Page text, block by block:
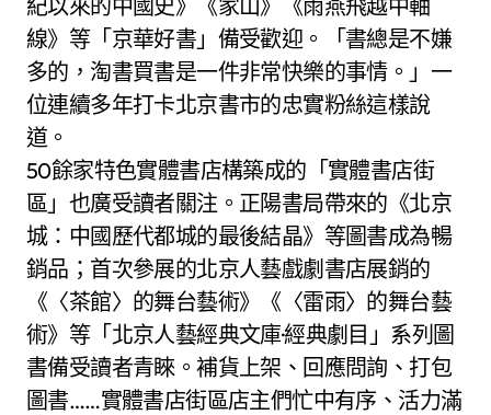
紀以來的中國史》《家山》《雨燕飛越中軸
線》等「京華好書」備受歡迎。「書總是不嫌
多的，淘書買書是一件非常快樂的事情。」一
位連續多年打卡北京書市的忠實粉絲這樣說
道。
50餘家特色實體書店構築成的「實體書店街
區」也廣受讀者關注。正陽書局帶來的《北京
城：中國歷代都城的最後結晶》等圖書成為暢
銷品；首次參展的北京人藝戲劇書店展銷的
《〈茶館〉的舞台藝術》《〈雷雨〉的舞台藝
術》等「北京人藝經典文庫·經典劇目」系列圖
書備受讀者青睞。補貨上架、回應問詢、打包
圖書……實體書店街區店主們忙中有序、活力滿